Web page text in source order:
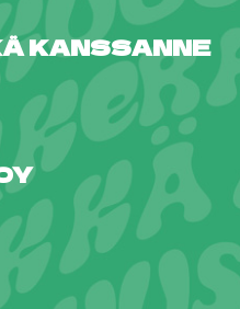
KANSSANNE